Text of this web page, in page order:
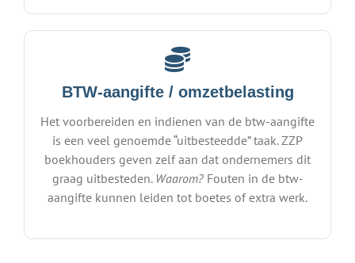
BTW-aangifte / omzetbelasting
Het voorbereiden en indienen van de btw-aangifte
is een veel genoemde “uitbesteedde” taak. ZZP
boekhouders geven zelf aan dat ondernemers dit
graag uitbesteden. Waarom?Fouten in de btw-
aangifte kunnen leiden tot boetes of extra werk.